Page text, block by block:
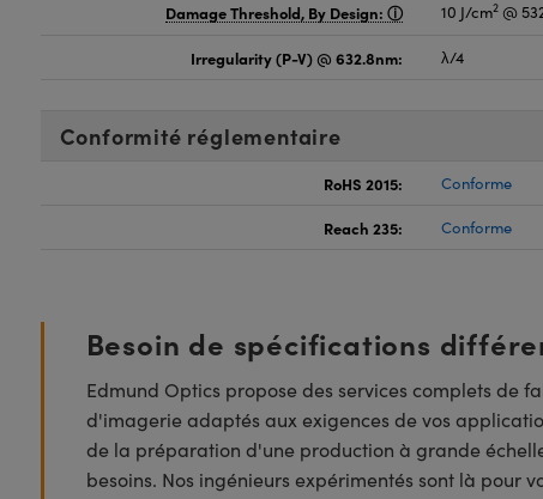
Damage Threshold, By Design: 10 J/cm2 @
Irregularity (P-V) @ 632.8nm: λ/4
Conformité réglementaire
RoHS 2015: Conforme
Reach 235: Conforme
Besoin de spécifications
Edmund Optics propose des services complets de
d'imagerie adaptés aux exigences de vos
de la préparation d'une production à grande
besoins. Nos ingénieurs expérimentés sont là pour